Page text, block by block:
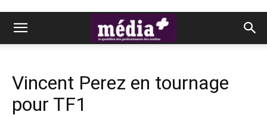
Vincent Perez en tournage
pour TF1